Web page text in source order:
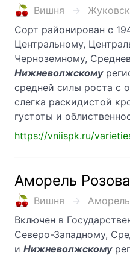
Вишня
Сорт районирован с
Центральному,
Черноземному,
Нижневолжскому
средней силы роста с
слегка раскидистой
густоты и
https://vniispk.ru/
Аморель
Вишня
Включен в
Северо-Западному,
и Нижневолжскому